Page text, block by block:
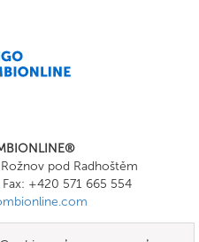
pod Radhoštěm
Fax: +420 571 665 554